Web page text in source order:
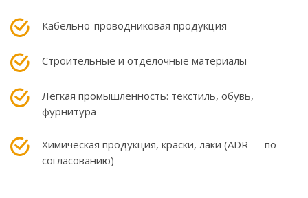
Кабельно-проводниковая продукция
Строительные и отделочные материалы
Легкая промышленность: текстиль, обувь,
фурнитура
Химическая продукция, краски, лаки (ADR — по
согласованию)